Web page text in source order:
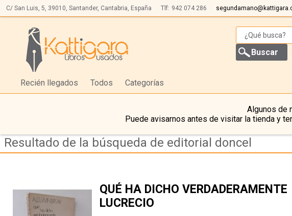
C/ San Luis, 5, 39010, Santander, Cantabria, España Tlf: 942 074 286
Recién llegados Todos Categorías
Algunos de
Puede avisarnos antes de visitar la tienda y
Resultado de la búsqueda de editorial doncel
QUÉ HA DICHO VERDADERAMENTE
LUCRECIO